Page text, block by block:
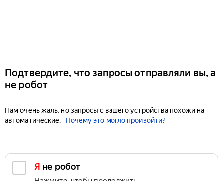
Подтвердите, что запросы отправляли вы, а
не робот
Нам очень жаль, но запросы с вашего устройства похожи на
автоматические.
Почему это могло произойти?
Я не робот